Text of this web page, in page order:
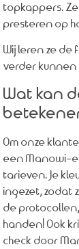
topkappers.
presteren op
Wij leren ze de
verder
Wat kan
Om onze
een Manowi-
tarieven. Je
ingezet, zodat
de
handen! Ook
check door